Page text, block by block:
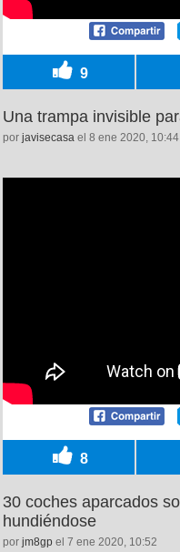
9
Una trampa invisible
por javisecasa el 8 ene 2020, 10:44
8
30 coches aparcados
hundiéndose
por jm8gp el 7 ene 2020, 10:52